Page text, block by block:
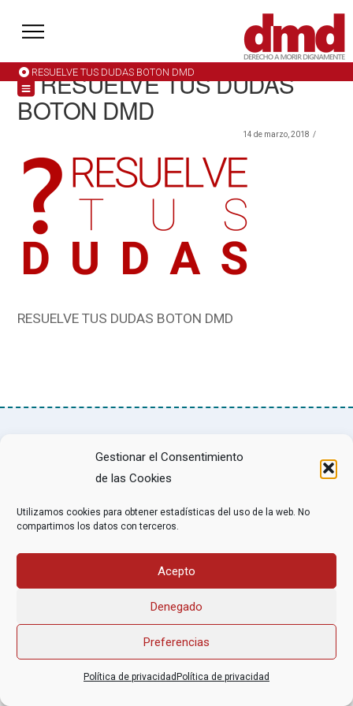
Gestionar el Consentimiento
de las Cookies
Utilizamos cookies para obtener estadísticas del uso de la web. No
compartimos los datos con terceros.
Acepto
Denegado
Preferencias
Política de privacidad Política de privacidad
RESUELVE TUS DUDAS BOTON DMD
RESUELVE TUS DUDAS
BOTON DMD
14 de marzo, 2018
RESUELVE TUS DUDAS BOTON DMD
Asociación Federal Derecho a Morir Dignamente (DMD)